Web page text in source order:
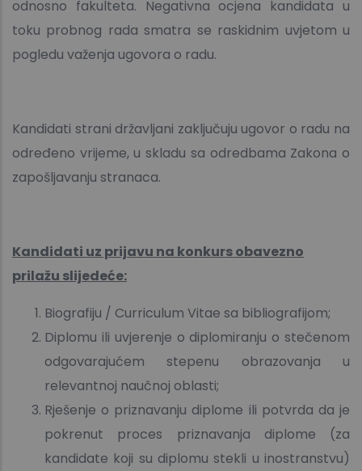
odnosno fakulteta. Negativna ocjena kandidata u
toku probnog rada smatra se raskidnim uvjetom u
pogledu važenja ugovora o radu.
Kandidati strani državljani zaključuju ugovor o radu na
određeno vrijeme, u skladu sa odredbama Zakona o
zapošljavanju stranaca.
Kandidati uz prijavu na konkurs obavezno
prilažu slijedeće:
Biografiju / Curriculum Vitae sa bibliografijom;
Diplomu ili uvjerenje o diplomiranju o stečenom
odgovarajućem stepenu obrazovanja u
relevantnoj naučnoj oblasti;
Rješenje o priznavanju diplome ili potvrda da je
pokrenut proces priznavanja diplome (za
kandidate koji su diplomu stekli u inostranstvu)